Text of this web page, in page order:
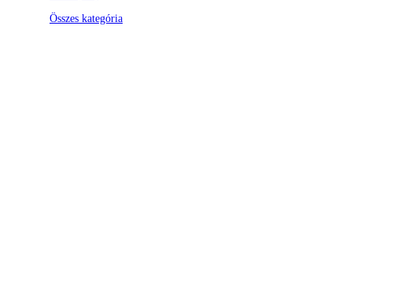
Összes kategória